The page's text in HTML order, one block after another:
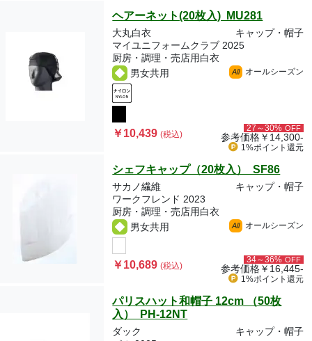
ヘアーネット(20枚入) MU281
大丸白衣
キャップ・帽子
マイユニフォームクラブ 2025
厨房・調理・売店用白衣
男女共用
All オールシーズン
￥10,439(税込)
27～30% OFF
参考価格￥14,300-
1%ポイント 還元
シェフキャップ（20枚入） SF86
サカノ繊維
キャップ・帽子
ワークフレンド 2023
厨房・調理・売店用白衣
男女共用
All オールシーズン
￥10,689(税込)
34～36% OFF
参考価格￥16,445-
1%ポイント 還元
パリスハット和帽子 12cm （50枚
入） PH-12NT
ダック
キャップ・帽子